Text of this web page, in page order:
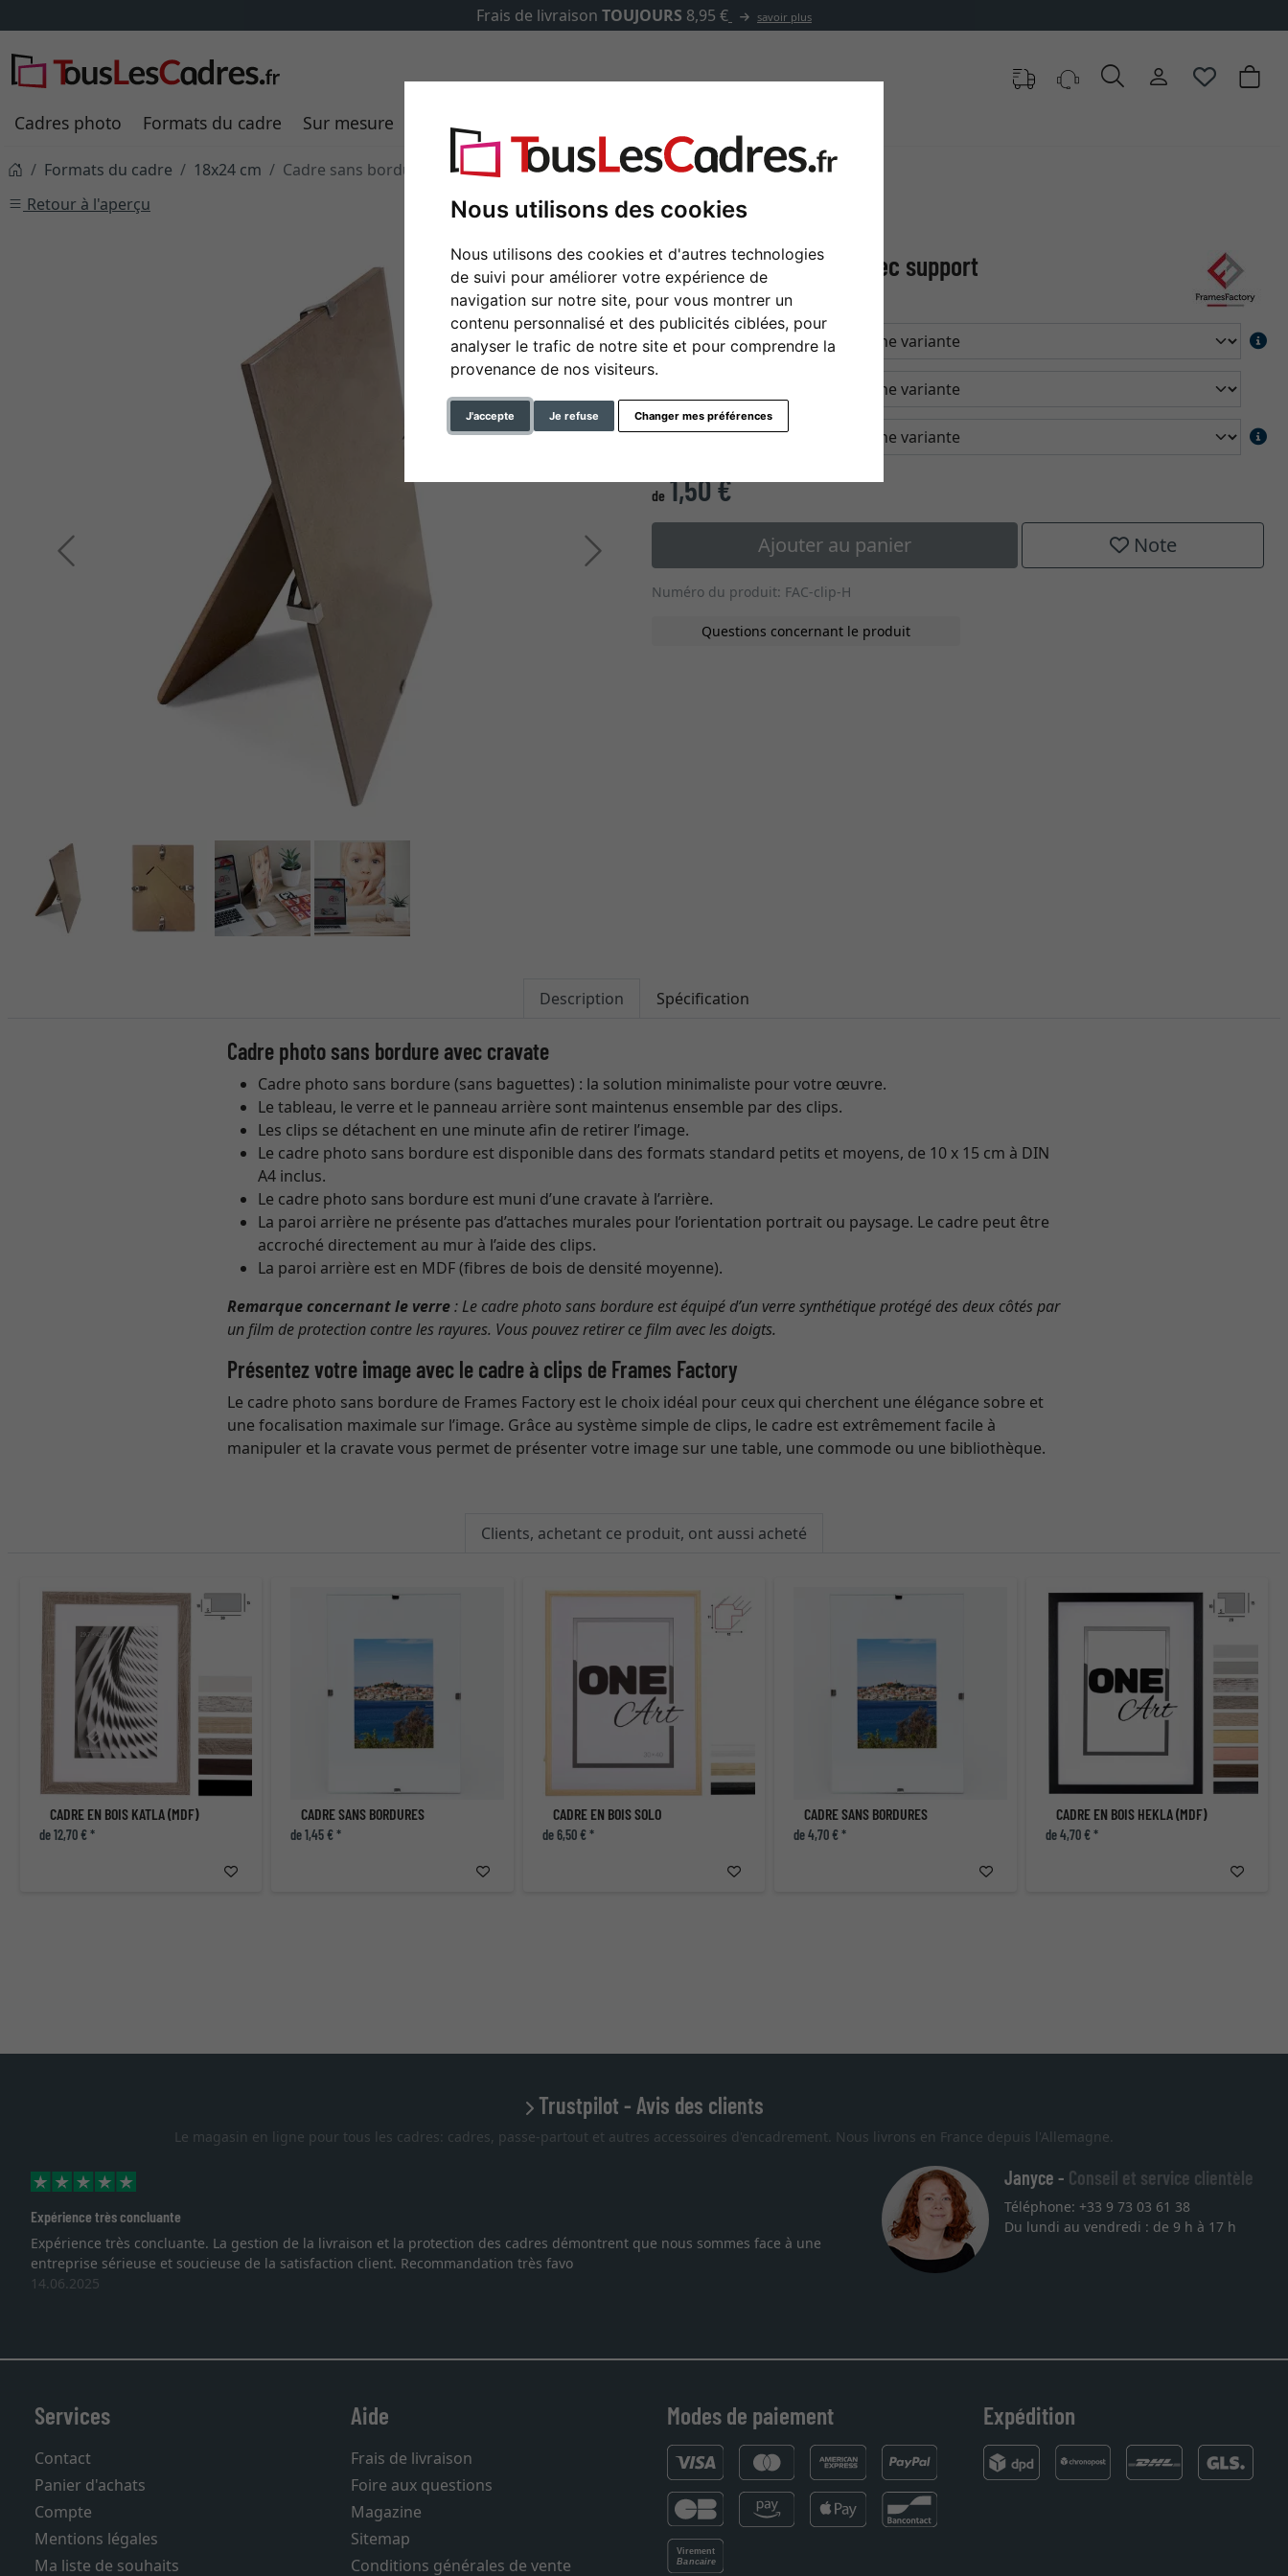
Nous utilisons des cookies
Nous utilisons des cookies et d'autres technologies
de suivi pour améliorer votre expérience de
navigation sur notre site, pour vous montrer un
contenu personnalisé et des publicités ciblées, pour
analyser le trafic de notre site et pour comprendre la
provenance de nos visiteurs.
J'accepte Je refuse Changer mes préférences
Frais de livraison TOUJOURS 8,95 € savoir plus
Cadres photo Formats du cadre Sur mesure Passe-partout
Formats du cadre 18x24 cm
Cadre sans bordures avec support
Retour à l'aperçu
Retour Continuer
Cadre sans bordures avec support
format
type de verre
de 1,50 €*
Ajouter au panier Note
Numéro du produit: FAC-clip-H
Questions concernant le produit
Description Spécification
Cadre photo sans bordure avec cravate
Cadre photo sans bordure (sans baguettes) : la solution minimaliste pour votre œuvre.
Le tableau, le verre et le panneau arrière sont maintenus ensemble par des clips.
Les clips se détachent en une minute afin de retirer l’image.
Le cadre photo sans bordure est disponible dans des formats standard petits et moyens, de 10 x 15 cm à DIN
A4 inclus.
Le cadre photo sans bordure est muni d’une cravate à l’arrière.
La paroi arrière ne présente pas d’attaches murales pour l’orientation portrait ou paysage. Le cadre peut être
accroché directement au mur à l’aide des clips.
La paroi arrière est en MDF (fibres de bois de densité moyenne).
Remarque concernant le verre: Le cadre photo sans bordure est équipé d’un verre synthétique protégé des deux côtés par
un film de protection contre les rayures. Vous pouvez retirer ce film avec les doigts.
Présentez votre image avec le cadre à clips de Frames Factory
Le cadre photo sans bordure de Frames Factory est le choix idéal pour ceux qui cherchent une élégance sobre et
une focalisation maximale sur l’image. Grâce au système simple de clips, le cadre est extrêmement facile à
manipuler et la cravate vous permet de présenter votre image sur une table, une commode ou une bibliothèque.
Clients, achetant ce produit, ont aussi acheté
CADRE EN BOIS KATLA (MDF)
de 12,70 € *
CADRE SANS BORDURES
de 1,45 € *
CADRE EN BOIS SOLO
de 6,50 € *
CADRE SANS BORDURES
de 4,70 € *
CADRE EN BOIS HEKLA (MDF)
de 4,70 € *
Trustpilot - Avis des clients
Le magasin en ligne pour tous les cadres: cadres, passe-partout et autres accessoires d'encadrement. Nous livrons en France depuis l'Allemagne.
Expérience très concluante
Expérience très concluante. La gestion de la livraison et la protection des cadres démontrent que nous sommes face à une
entreprise sérieuse et soucieuse de la satisfaction client. Recommandation très favo
14.06.2025
Janyce - Conseil et service clientèle
Téléphone: +33 9 73 03 61 38
Du lundi au vendredi : de 9 h à 17 h
Services
Contact
Panier d'achats
Compte
Mentions légales
Ma liste de souhaits
Aide
Frais de livraison
Foire aux questions
Magazine
Sitemap
Conditions générales de vente
Modes de paiement Expédition